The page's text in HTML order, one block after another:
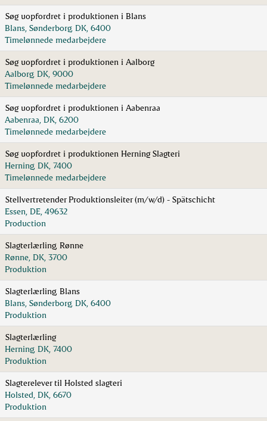
Søg uopfordret i produktionen i Blans
Blans, Sønderborg, DK, 6400
Timelønnede medarbejdere
Søg uopfordret i produktionen i Aalborg
Aalborg, DK, 9000
Timelønnede medarbejdere
Søg uopfordret i produktionen i Aabenraa
Aabenraa, DK, 6200
Timelønnede medarbejdere
Søg uopfordret i produktionen Herning Slagteri
Herning, DK, 7400
Timelønnede medarbejdere
Stellvertretender Produktionsleiter (m/w/d) - Spätschicht
Essen, DE, 49632
Production
Slagterlærling, Rønne
Rønne, DK, 3700
Produktion
Slagterlærling, Blans
Blans, Sønderborg, DK, 6400
Produktion
Slagterlærling
Herning, DK, 7400
Produktion
Slagterelever til Holsted slagteri
Holsted, DK, 6670
Produktion